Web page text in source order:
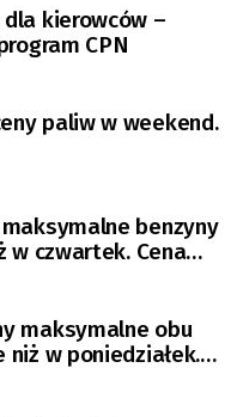
dla kierowców –
CPN
paliw w weekend.
benzyny
w czwartek. Cena
maksymalne obu
niż w poniedziałek.